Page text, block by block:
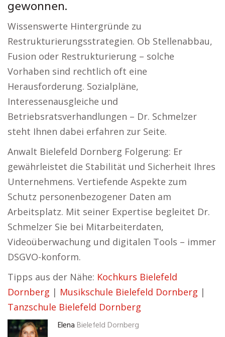
gewonnen.
Wissenswerte Hintergründe zu
Restrukturierungsstrategien. Ob Stellenabbau,
Fusion oder Restrukturierung – solche
Vorhaben sind rechtlich oft eine
Herausforderung. Sozialpläne,
Interessenausgleiche und
Betriebsratsverhandlungen – Dr. Schmelzer
steht Ihnen dabei erfahren zur Seite.
Anwalt Bielefeld Dornberg Folgerung: Er
gewährleistet die Stabilität und Sicherheit Ihres
Unternehmens. Vertiefende Aspekte zum
Schutz personenbezogener Daten am
Arbeitsplatz. Mit seiner Expertise begleitet Dr.
Schmelzer Sie bei Mitarbeiterdaten,
Videoüberwachung und digitalen Tools – immer
DSGVO-konform.
Tipps aus der Nähe: Kochkurs Bielefeld
Dornberg | Musikschule Bielefeld Dornberg |
Tanzschule Bielefeld Dornberg
Elena Bielefeld Dornberg